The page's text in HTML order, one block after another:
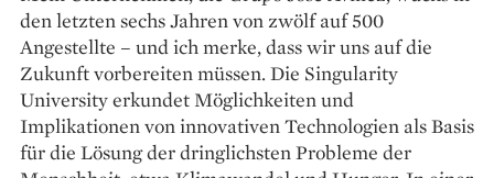
den letzten sechs Jahren von zwölf auf 500
Angestellte – und ich merke, dass wir uns auf die
Zukunft vorbereiten müssen. Die Singularity
University erkundet Möglichkeiten und
Implikationen von innovativen Technologien als Basis
für die Lösung der dringlichsten Probleme der